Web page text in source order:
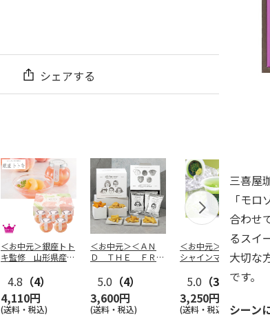
シェアする
＜お中元＞銀座トト
キ監修 山形県産白
版）
4.8 （4）
4,110円
(送料・税込)
＜お中元＞＜ＡＮ
Ｄ ＴＨＥ ＦＲＩ
ト５種
…
5.0 （4）
3,600円
(送料・税込)
＜お中元＞長野県産
シャインマスカット
5.0 （3）
3,250円
(送料・税込)
三喜屋
「モ
合わせ
るスイ
大切な
です。
シーン